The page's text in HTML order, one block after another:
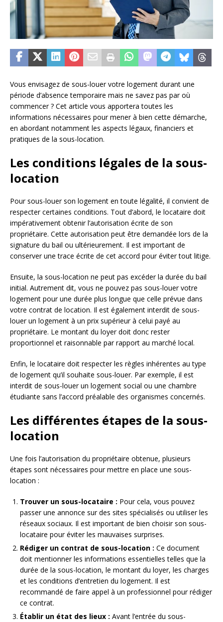
Vous envisagez de sous-louer votre logement durant une
période d’absence temporaire mais ne savez pas par où
commencer ? Cet article vous apportera toutes les
informations nécessaires pour mener à bien cette démarche,
en abordant notamment les aspects légaux, financiers et
pratiques de la sous-location.
Les conditions légales de la sous-
location
Pour sous-louer son logement en toute légalité, il convient de
respecter certaines conditions. Tout d’abord, le locataire doit
impérativement obtenir l’autorisation écrite de son
propriétaire. Cette autorisation peut être demandée lors de la
signature du bail ou ultérieurement. Il est important de
conserver une trace écrite de cet accord pour éviter tout litige.
Ensuite, la sous-location ne peut pas excéder la durée du bail
initial. Autrement dit, vous ne pouvez pas sous-louer votre
logement pour une durée plus longue que celle prévue dans
votre contrat de location. Il est également interdit de sous-
louer un logement à un prix supérieur à celui payé au
propriétaire. Le montant du loyer doit donc rester
proportionnel et raisonnable par rapport au marché local.
Enfin, le locataire doit respecter les règles inhérentes au type
de logement qu’il souhaite sous-louer. Par exemple, il est
interdit de sous-louer un logement social ou une chambre
étudiante sans l’accord préalable des organismes concernés.
Les différentes étapes de la sous-
location
Une fois l’autorisation du propriétaire obtenue, plusieurs
étapes sont nécessaires pour mettre en place une sous-
location :
Trouver un sous-locataire : Pour cela, vous pouvez
passer une annonce sur des sites spécialisés ou utiliser les
réseaux sociaux. Il est important de bien choisir son sous-
locataire pour éviter les mauvaises surprises.
Rédiger un contrat de sous-location : Ce document
doit mentionner les informations essentielles telles que la
durée de la sous-location, le montant du loyer, les charges
et les conditions d’entretien du logement. Il est
recommandé de faire appel à un professionnel pour rédiger
ce contrat.
Établir un état des lieux : Avant l’entrée du sous-